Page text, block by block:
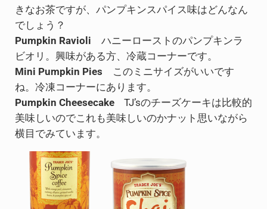
きなお茶ですが、パンプキンスパイス味はどんなん
でしょう？
Pumpkin Ravioli ハニーローストのパンプキンラ
ビオリ。興味がある方、冷蔵コーナーです。
Mini Pumpkin Pies このミニサイズがいいです
ね。冷凍コーナーにあります。
Pumpkin CheesecakeTJ’sのチーズケーキは比較的
美味しいのでこれも美味しいのかナット思いながら
横目でみています。